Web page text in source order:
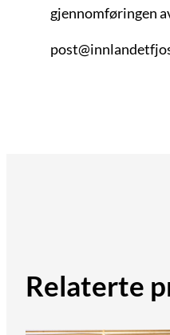
gjennomføringen
Relaterte